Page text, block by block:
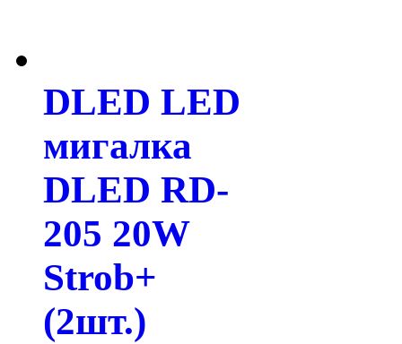
DLED LED
мигалка
DLED RD-
205 20W
Strob+
(2шт.)